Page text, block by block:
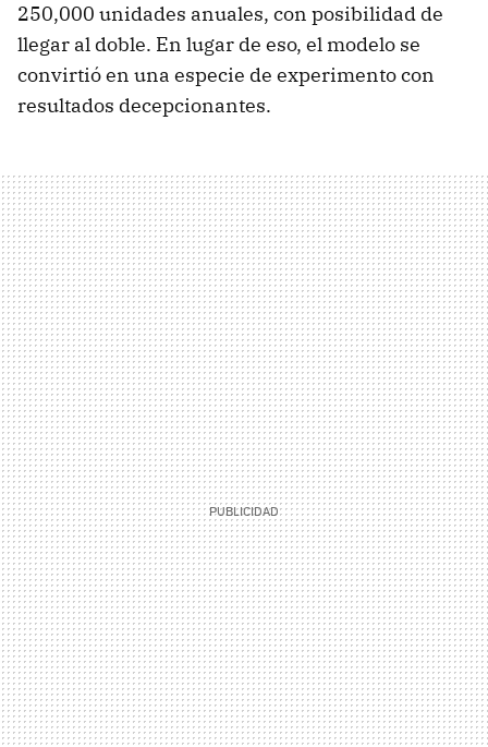
250,000 unidades anuales, con posibilidad de
llegar al doble. En lugar de eso, el modelo se
convirtió en una especie de experimento con
resultados decepcionantes.